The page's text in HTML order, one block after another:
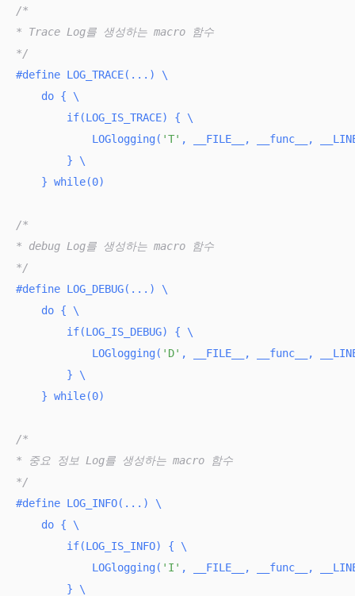
/*
* Trace Log를 생성하는 macro 함수
*/
#define LOG_TRACE(...) \
    do { \
if(LOG_IS_TRACE) { \
            LOGlogging(
'T' , __FILE__, __func__,
        } \
    } while(0)
/*
* debug Log를 생성하는 macro 함수
*/
#define LOG_DEBUG(...) \
    do { \
if(LOG_IS_DEBUG) { \
            LOGlogging(
'D' , __FILE__, __func__,
        } \
    } while(0)
/*
* 중요 정보 Log를 생성하는 macro 함수
*/
#define LOG_INFO(...) \
    do { \
if(LOG_IS_INFO) { \
            LOGlogging(
'I' , __FILE__, __func__,
        } \